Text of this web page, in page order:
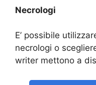
Necrologi
E’ possibile
necrologi o
writer mettono a